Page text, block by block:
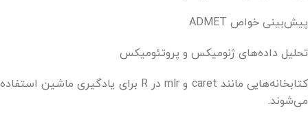
پیش‌بینی خواص ADMET
تحلیل داده‌های ژنومیکس و پروتئومیکس
کتابخانه‌هایی مانند caret و mlr در R برای یادگیری ماشین استفاده
می‌شوند.